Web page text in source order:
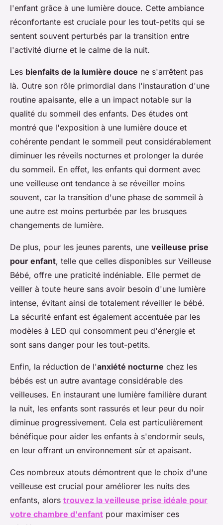
l'enfant grâce à une lumière douce. Cette ambiance
réconfortante est cruciale pour les tout-petits qui se
sentent souvent perturbés par la transition entre
l'activité diurne et le calme de la nuit.
Les bienfaits de la lumière douce ne s'arrêtent pas
là. Outre son rôle primordial dans l'instauration d'une
routine apaisante, elle a un impact notable sur la
qualité du sommeil des enfants. Des études ont
montré que l'exposition à une lumière douce et
cohérente pendant le sommeil peut considérablement
diminuer les réveils nocturnes et prolonger la durée
du sommeil. En effet, les enfants qui dorment avec
une veilleuse ont tendance à se réveiller moins
souvent, car la transition d'une phase de sommeil à
une autre est moins perturbée par les brusques
changements de lumière.
De plus, pour les jeunes parents, une veilleuse prise
pour enfant, telle que celles disponibles sur Veilleuse
Bébé, offre une praticité indéniable. Elle permet de
veiller à toute heure sans avoir besoin d'une lumière
intense, évitant ainsi de totalement réveiller le bébé.
La sécurité enfant est également accentuée par les
modèles à LED qui consomment peu d'énergie et
sont sans danger pour les tout-petits.
Enfin, la réduction de l'anxiété nocturne chez les
bébés est un autre avantage considérable des
veilleuses. En instaurant une lumière familière durant
la nuit, les enfants sont rassurés et leur peur du noir
diminue progressivement. Cela est particulièrement
bénéfique pour aider les enfants à s'endormir seuls,
en leur offrant un environnement sûr et apaisant.
Ces nombreux atouts démontrent que le choix d'une
veilleuse est crucial pour améliorer les nuits des
enfants, alors trouvez la veilleuse prise idéale pour
votre chambre d'enfant pour maximiser ces